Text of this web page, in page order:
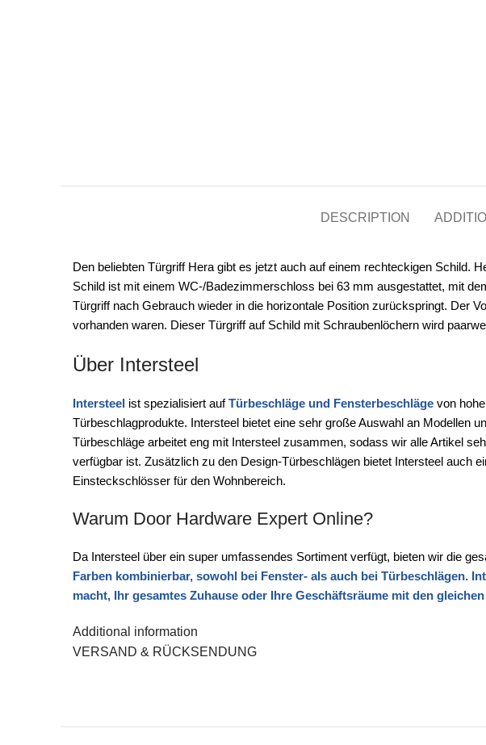
DESCRIPTION
Den beliebten Türgriff Hera gibt es jetzt auch auf einem rechteckigen Schild.
Schild ist mit einem WC-/Badezimmerschloss bei 63 mm ausgestattet, mit
Türgriff nach Gebrauch wieder in die horizontale Position zurückspringt. Der
vorhanden waren. Dieser Türgriff auf Schild mit Schraubenlöchern wird
Über Intersteel
Intersteel ist spezialisiert aufTürbeschläge und Fensterbeschläge von
Türbeschlagprodukte. Intersteel bietet eine sehr große Auswahl an Modellen
Türbeschläge arbeitet eng mit Intersteel zusammen, sodass wir alle Artikel
verfügbar ist. Zusätzlich zu den Design-Türbeschlägen bietet Intersteel auch
Einsteckschlösser für den Wohnbereich.
Warum Door Hardware Expert Online?
Da Intersteel über ein super umfassendes Sortiment verfügt, bieten wir die
Farben kombinierbar, sowohl bei Fenster- als auch bei Türbeschlägen.
macht, Ihr gesamtes Zuhause oder Ihre Geschäftsräume mit den
Additional information
VERSAND & RÜCKSENDUNG